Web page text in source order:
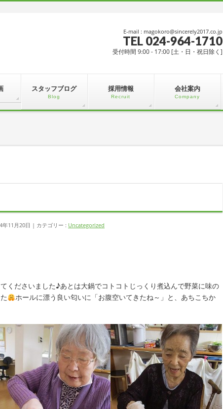
E-mail : magokoro@sincerely2017.co.jp
TEL 024-964-1710
受付時間 9:00 - 17:00 [土・日・祝日除く]
スタッフブログ
Blog
採用情報
Recruit
会社案内
Company
年11月20日 カテゴリー : Uncategorized
くださいました♪あとは大鍋でコトコトじっくり煮込んで野菜に味の
ホールに漂う良い匂いに「お腹空いてきたね～」と、あちこちか